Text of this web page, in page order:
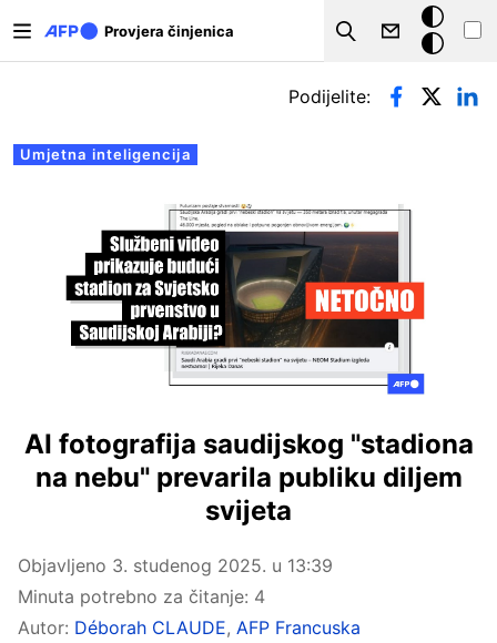
Provjera činjenica
Search
Tamna
pozadina
Primarne oznake
Umjetna inteligencija
Podijelite:
AI fotografija saudijskog "stadiona
na nebu" prevarila publiku diljem
svijeta
Objavljeno 3. studenog 2025. u 13:39
Minuta potrebno za čitanje: 4
Autor: Déborah CLAUDE, AFP Francuska